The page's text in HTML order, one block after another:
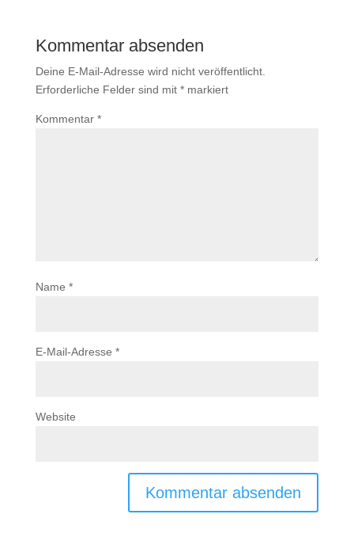
Kommentar absenden
Deine E-Mail-Adresse wird nicht veröffentlicht.
Erforderliche Felder sind mit *markiert
Kommentar *
Name *
E-Mail-Adresse *
Website